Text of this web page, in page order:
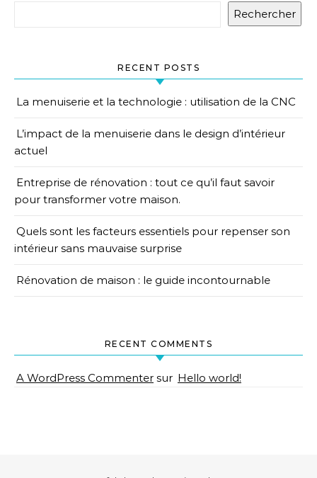
Rechercher
RECENT POSTS
La menuiserie et la technologie : utilisation de la CNC
L’impact de la menuiserie dans le design d’intérieur
actuel
Entreprise de rénovation : tout ce qu’il faut savoir
pour transformer votre maison.
Quels sont les facteurs essentiels pour repenser son
intérieur sans mauvaise surprise
Rénovation de maison : le guide incontournable
RECENT COMMENTS
A WordPress Commenter sur Hello world!